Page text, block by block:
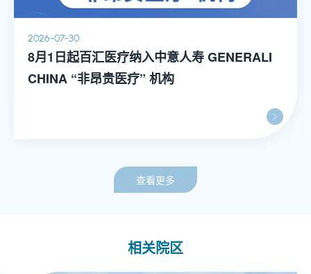
2026-07-30
8月1日起百汇医疗纳入中意人寿 GENERALI
CHINA “非昂贵医疗” 机构
查看更多
相关院区